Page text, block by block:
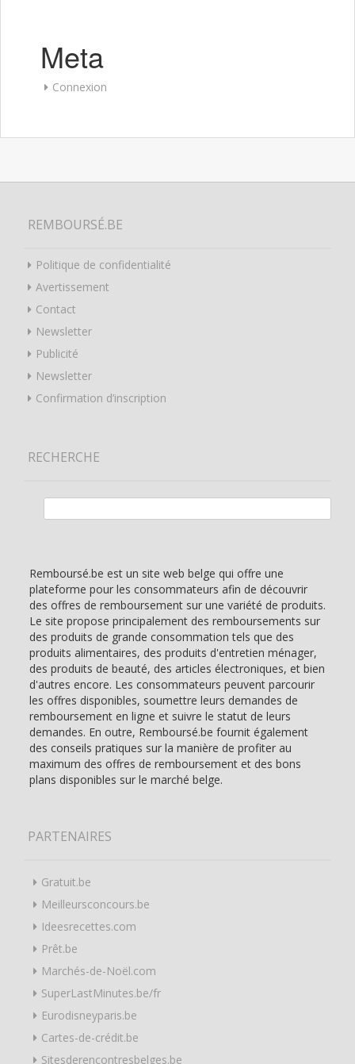
Meta
Connexion
REMBOURSÉ.BE
Politique de confidentialité
Avertissement
Contact
Newsletter
Publicité
Newsletter
Confirmation d’inscription
RECHERCHE
Remboursé.be est un site web belge qui offre une
plateforme pour les consommateurs afin de découvrir
des offres de remboursement sur une variété de produits.
Le site propose principalement des remboursements sur
des produits de grande consommation tels que des
produits alimentaires, des produits d'entretien ménager,
des produits de beauté, des articles électroniques, et bien
d'autres encore. Les consommateurs peuvent parcourir
les offres disponibles, soumettre leurs demandes de
remboursement en ligne et suivre le statut de leurs
demandes. En outre, Remboursé.be fournit également
des conseils pratiques sur la manière de profiter au
maximum des offres de remboursement et des bons
plans disponibles sur le marché belge.
PARTENAIRES
Gratuit.be
Meilleursconcours.be
Ideesrecettes.com
Prêt.be
Marchés-de-Noël.com
SuperLastMinutes.be/fr
Eurodisneyparis.be
Cartes-de-crédit.be
Sitesderencontresbelges.be